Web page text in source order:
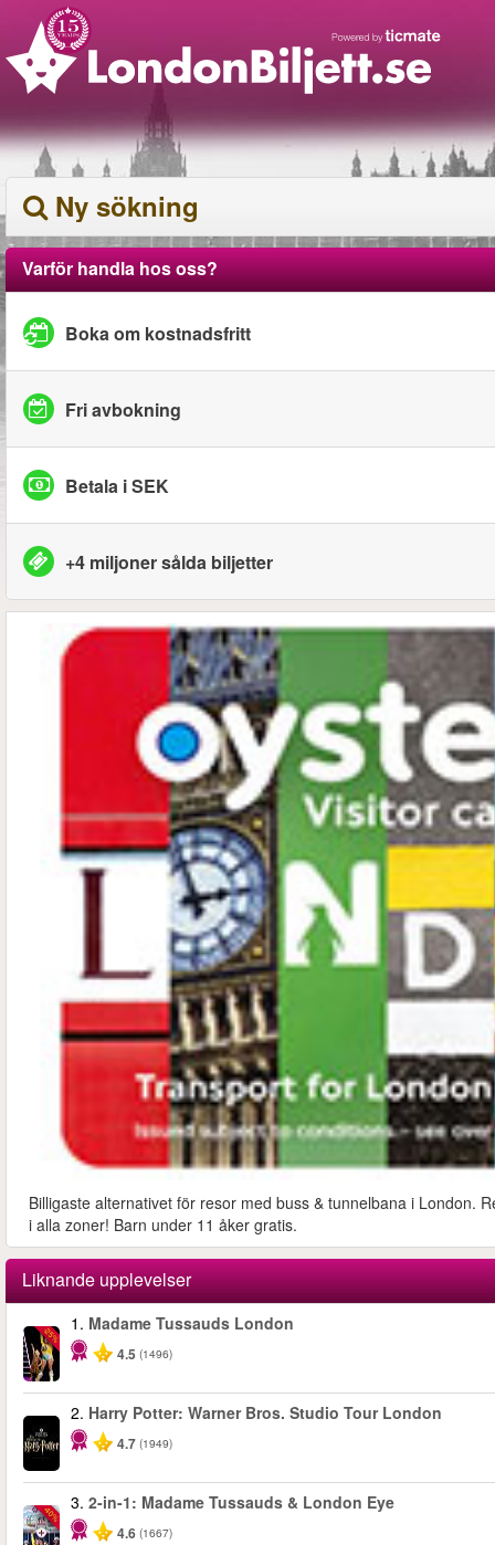
Ny sökning
Varför handla hos oss?
Boka om kostnadsfritt
Fri avbokning
Betala i SEK
+4 miljoner sålda biljetter
Billigaste alternativet för resor med buss & tunnelbana i London.
i alla zoner! Barn under 11 åker gratis.
Liknande upplevelser
-25%
1. Madame Tussauds London
4.5 (1496)
2. Harry Potter: Warner Bros. Studio Tour London
4.7 (1949)
-40%
3. 2-in-1: Madame Tussauds & London Eye
4.6 (1667)